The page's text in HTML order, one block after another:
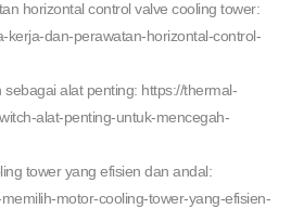
horizontal control valve cooling tower:
kerja-dan-perawatan-horizontal-control-
alat penting: https://thermal-
alat-penting-untuk-mencegah-
tower yang efisien dan andal:
motor-cooling-tower-yang-efisien-